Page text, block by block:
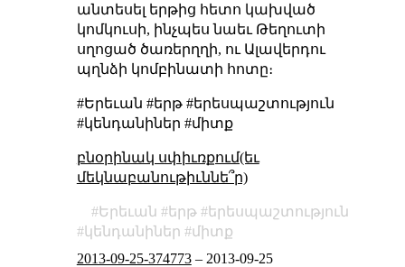
անտեսել երթից հետո կախված
կոմկուսի, ինչպես նաեւ Թեղուտի
սղոցած ծառերղղի, ու Ալավերդու
պղնձի կոմբինատի հոտը։
#Երեւան #երթ #երեսպաշտություն
#կենդանիներ #միտք
բնօրինակ սփիւռքում(եւ
մեկնաբանութիւննե՞ր)
Երեւան երթ
երեսպաշտություն
կենդանիներ
միտք
2013-09-25-374773– 2013-09-25